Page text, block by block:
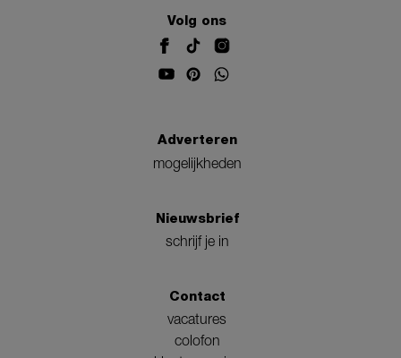
Volg ons
Adverteren
mogelijkheden
Nieuwsbrief
schrijf je in
Contact
vacatures
colofon